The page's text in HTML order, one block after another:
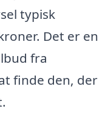
typisk
Det er en
fra
finde den, der